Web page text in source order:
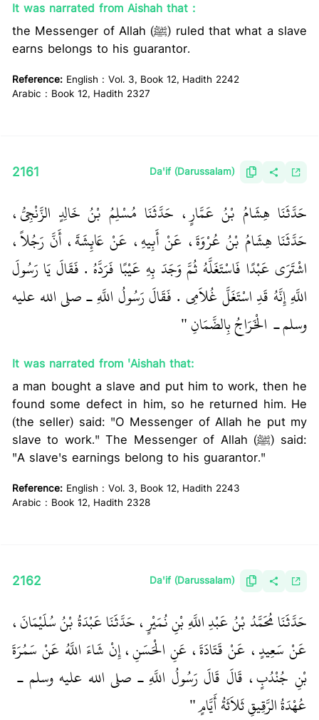
It was narrated from Aishah that :
the Messenger of Allah (ﷺ) ruled that what a slave
earns belongs to his guarantor.
Reference: English : Vol. 3, Book 12, Hadith 2242
Arabic : Book 12, Hadith 2327
2161 Da'if (Darussalam)
حَدَّثَنَا هِشَامُ بْنُ عَمَّارٍ، حَدَّثَنَا مُسْلِمُ بْنُ خَالِدٍ الزَّنْجِيُّ،
حَدَّثَنَا هِشَامُ بْنُ عُرْوَةَ، عَنْ أَبِيهِ، عَنْ عَائِشَةَ، أَنَّ رَجُلاً،
اشْتَرَى عَبْدًا فَاسْتَغَلَّهُ ثُمَّ وَجَدَ بِهِ عَيْبًا فَرَدَّهُ ‏.‏ فَقَالَ يَا رَسُولَ
اللَّهِ إِنَّهُ قَدِ اسْتَغَلَّ غُلاَمِي ‏.‏ فَقَالَ رَسُولُ اللَّهِ ـ صلى الله عليه
وسلم ـ ‏ ‏ الْخَرَاجُ بِالضَّمَانِ ‏"
It was narrated from 'Aishah that:
a man bought a slave and put him to work, then he
found some defect in him, so he returned him. He
(the seller) said: "O Messenger of Allah he put my
slave to work." The Messenger of Allah (ﷺ) said:
"A slave's earnings belong to his guarantor."
Reference: English : Vol. 3, Book 12, Hadith 2243
Arabic : Book 12, Hadith 2328
2162 Da'if (Darussalam)
حَدَّثَنَا مُحَمَّدُ بْنُ عَبْدِ اللَّهِ بْنِ نُمَيْرٍ، حَدَّثَنَا عَبْدَةُ بْنُ سُلَيْمَانَ،
عَنْ سَعِيدٍ، عَنْ قَتَادَةَ، عَنِ الْحَسَنِ، إِنْ شَاءَ اللَّهُ عَنْ سَمُرَةَ
بْنِ جُنْدُبٍ، قَالَ قَالَ رَسُولُ اللَّهِ ـ صلى الله عليه وسلم ـ ‏
عُهْدَةُ الرَّقِيقِ ثَلاَثَةُ أَيَّامٍ ‏"